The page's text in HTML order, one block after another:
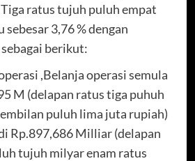
ratus tujuh puluh empat
3,76 % dengan
berikut:
,Belanja operasi semula
M (delapan ratus tiga puhuh
puluh lima juta rupiah)
Rp.897,686 Milliar (delapan
tujuh milyar enam ratus